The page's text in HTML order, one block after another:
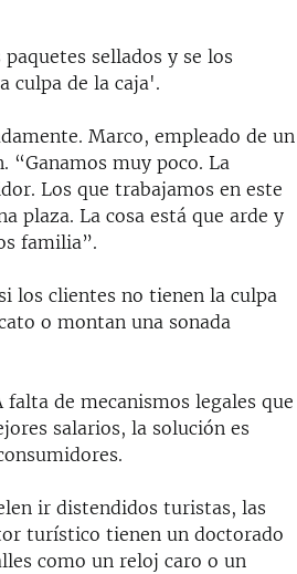
sellados y se los
culpa de la caja'.
Marco, empleado de un
“Ganamos muy poco. La
Los que trabajamos en este
plaza. La cosa está que arde y
familia”.
los clientes no tienen la culpa
o montan una sonada
de mecanismos legales que
salarios, la solución es
ir distendidos turistas, las
turístico tienen un doctorado
como un reloj caro o un